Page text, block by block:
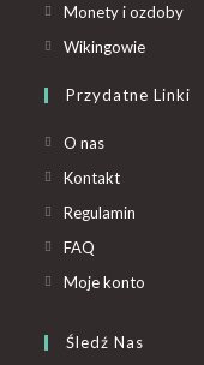
Monety i ozdoby
Wikingowie
Przydatne Linki
O nas
Kontakt
Regulamin
FAQ
Moje konto
Śledź Nas